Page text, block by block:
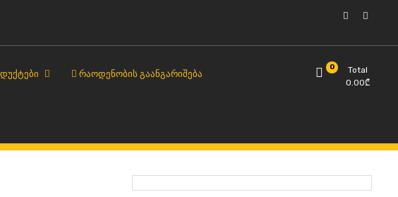
ᲠᲐᲝᲓᲔᲜᲝᲑᲘᲡ ᲒᲐᲐᲜᲒᲐᲠᲘᲨᲔᲑᲐ
0
Total
0.00₾